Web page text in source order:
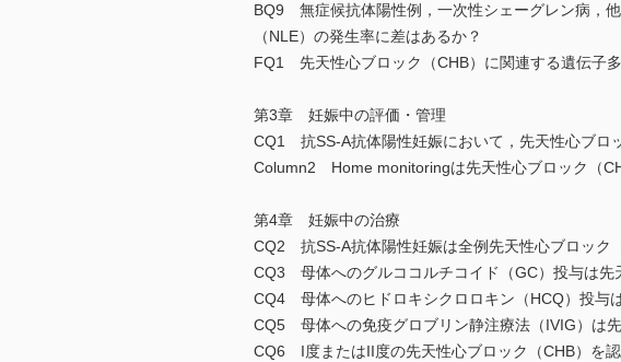
BQ9 無症候抗体陽性例，一次性シェーグレン病，
（NLE）の発生率に差はあるか？
FQ1 先天性心ブロック（CHB）に関連する遺伝子
第3章 妊娠中の評価・管理
CQ1 抗SS-A抗体陽性妊娠において，先天性心ブロ
Column2 Home monitoringは先天性心ブロック（
第4章 妊娠中の治療
CQ2 抗SS-A抗体陽性妊娠は全例先天性心ブロック
CQ3 母体へのグルココルチコイド（GC）投与は先
CQ4 母体へのヒドロキシクロロキン（HCQ）投与
CQ5 母体への免疫グロブリン静注療法（IVIG）は
CQ6 I度またはII度の先天性心ブロック（CHB）を